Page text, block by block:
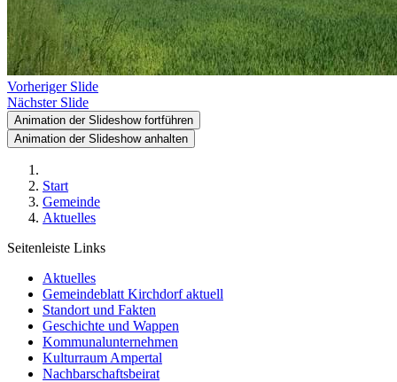
Vorheriger Slide
Nächster Slide
Animation der Slideshow fortführen
Animation der Slideshow anhalten
Start
Gemeinde
Aktuelles
Seitenleiste Links
Aktuelles
Gemeindeblatt Kirchdorf aktuell
Standort und Fakten
Geschichte und Wappen
Kommunalunternehmen
Kulturraum Ampertal
Nachbarschaftsbeirat